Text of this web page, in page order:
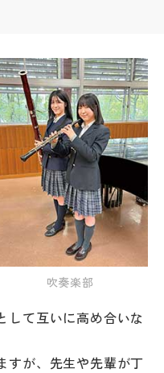
吹奏楽部
して互いに高め合いな
すが、先生や先輩が丁